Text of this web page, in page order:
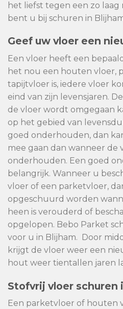
het liefst tegen een zo laag
bent u bij schuren in
Geef uw vloer een
Een vloer heeft een
het nou een houten vloer,
tapijtvloer is, iedere vloer
eind van zijn levensjaren.
de vloer wordt omgegaan
op het gebied van
goed onderhouden, dan
mee gaan dan wanneer
onderhouden. Een goed
belangrijk. Wanneer u
vloer of een parketvloer,
opgeschuurd worden
heen is verouderd of
opgelopen. Bebo Parket
voor u in Blijham. Door
krijgt de vloer weer een
hout weer tientallen jaren
Stofvrij vloer schuren
Een parketvloer of houten